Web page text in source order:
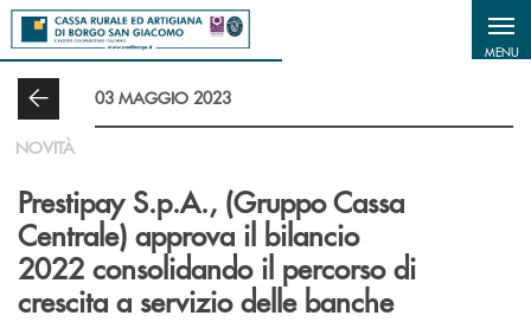
Salta al contenuto principale
MENU
03 MAGGIO 2023
NOVITÀ
Prestipay S.p.A., (Gruppo Cassa
Centrale) approva il bilancio
2022 consolidando il percorso di
crescita a servizio delle banche